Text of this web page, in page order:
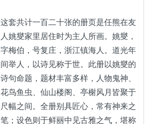
这套共计一百二十张的册页是任熊在友
人姚燮家里居住时为主人所画。姚燮，
字梅伯，号复庄，浙江镇海人。道光年
间举人，以诗见称于世。此册以姚燮的
诗句命题，题材丰富多样，人物鬼神、
花鸟鱼虫、仙山楼阁、亭榭风月皆聚于
尺幅之间。全册别具匠心，常有神来之
笔；设色则于鲜丽中见古雅之气，堪称